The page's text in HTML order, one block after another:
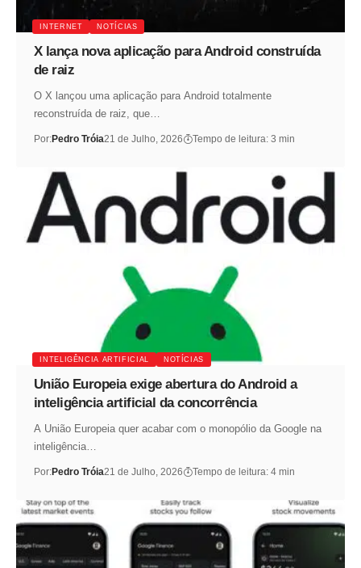
INTERNET NOTÍCIAS
X lança nova aplicação para Android construída
de raiz
O X lançou uma aplicação para Android totalmente
reconstruída de raiz, que…
Por:Pedro Tróia21 de Julho, 2026 Tempo de leitura: 3 min
INTELIGÊNCIA ARTIFICIAL NOTÍCIAS
União Europeia exige abertura do Android a
inteligência artificial da concorrência
A União Europeia quer acabar com o monopólio da Google na
inteligência…
Por:Pedro Tróia21 de Julho, 2026 Tempo de leitura: 4 min